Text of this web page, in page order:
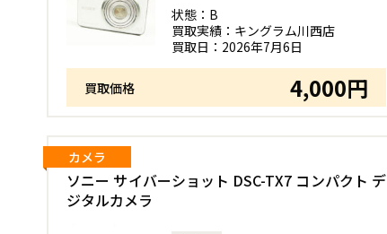
状態： B
買取実績： キングラム川西店
買取日： 2026年7月6日
買取価格 4,000円
ソニー サイバーショット DSC-TX7 コンパクト デ
ジタルカメラ
カメラ